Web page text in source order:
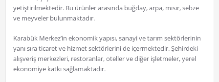
yetiştirilmektedir. Bu ürünler arasında buğday, arpa, mısır, sebze
ve meyveler bulunmaktadır.
Karabük Merkez’in ekonomik yapısı, sanayi ve tarım sektörlerinin
yanı sıra ticaret ve hizmet sektörlerini de içermektedir. Şehirdeki
alışveriş merkezleri, restoranlar, oteller ve diğer işletmeler, yerel
ekonomiye katkı sağlamaktadır.